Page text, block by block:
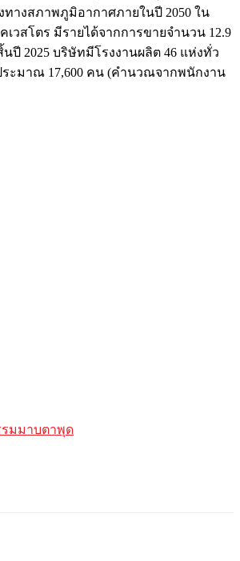
ทางสภาพภูมิอากาศภายในปี 2050 ใน
เวสโตร มีรายได้จากการขายจำนวน 12.9
ปี 2025 บริษัทมีโรงงานผลิต 46 แห่งทั่ว
ะมาณ 17,600 คน (คำนวณจากพนักงาน
มมาบตาพุด